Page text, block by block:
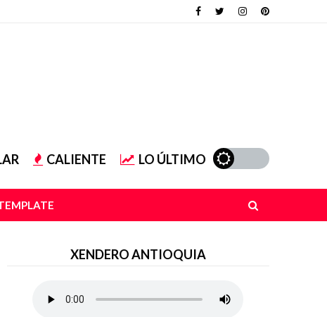
CALIENTE LO ÚLTIMO
XENDERO ANTIOQUIA